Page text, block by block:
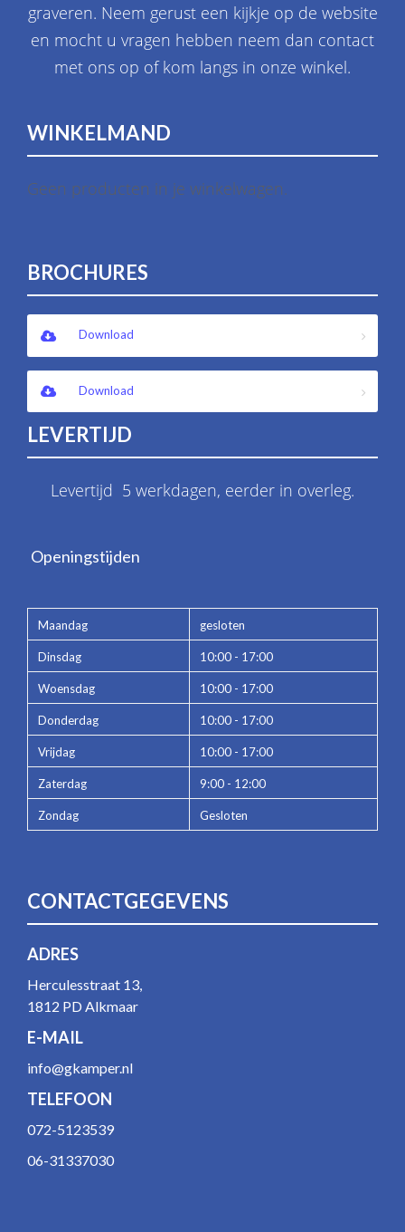
graveren. Neem gerust een kijkje op de website
en mocht u vragen hebben neem dan contact
met ons op of kom langs in onze winkel.
WINKELMAND
Geen producten in je winkelwagen.
BROCHURES
Download
Download
LEVERTIJD
Levertijd 5 werkdagen, eerder in overleg.
Openingstijden
Maandag gesloten
Dinsdag 10:00 - 17:00
Woensdag 10:00 - 17:00
Donderdag 10:00 - 17:00
Vrijdag 10:00 - 17:00
Zaterdag 9:00 - 12:00
Zondag Gesloten
CONTACTGEGEVENS
ADRES
Herculesstraat 13,
1812 PD Alkmaar
E-MAIL
info@gkamper.nl
TELEFOON
072-5123539
06-31337030